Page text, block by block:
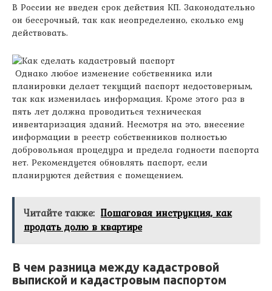
В России не введен срок действия КП. Законодательно
он бессрочный, так как неопределенно, сколько ему
действовать.
Однако любое изменение собственника или
планировки делает текущий паспорт недостоверным,
так как изменилась информация. Кроме этого раз в
пять лет должна проводиться техническая
инвентаризация зданий. Несмотря на это, внесение
информации в реестр собственников полностью
добровольная процедура и предела годности паспорта
нет. Рекомендуется обновлять паспорт, если
планируются действия с помещением.
Читайте также: Пошаговая инструкция, как
продать долю в квартире
В чем разница между кадастровой
выпиской и кадастровым паспортом